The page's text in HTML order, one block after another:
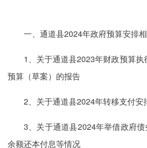
一、通道县2024年政府预算安排
1、关于通道县2023年财政预算
预算（草案）的报告
2、关于通道县2024年转移支付安
3、关于通道县2024年举借政府
余额还本付息等情况